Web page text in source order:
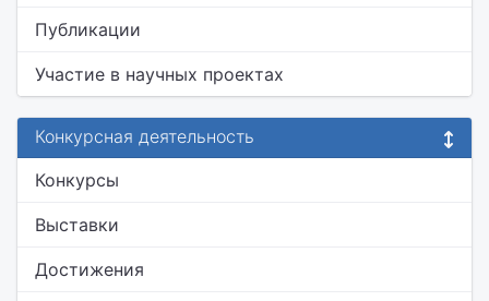
Публикации
Участие в научных проектах
Конкурсная деятельность
Конкурсы
Выставки
Достижения